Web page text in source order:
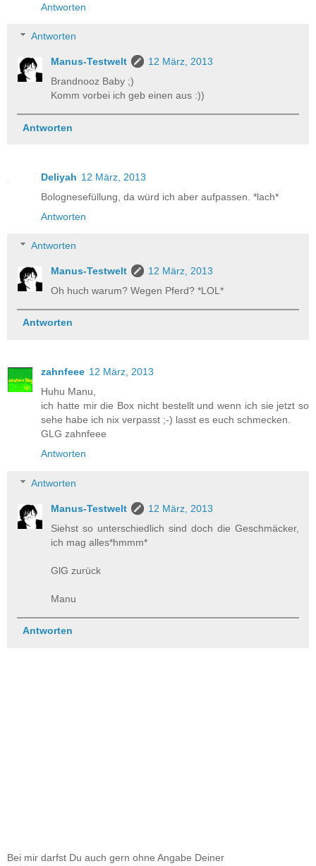
Antworten
Antworten
Manus-Testwelt
12 März, 2013
Brandnooz Baby ;)
Komm vorbei ich geb einen aus :))
Antworten
Deliyah 12 März, 2013
Bolognesefüllung, da würd ich aber aufpassen. *lach*
Antworten
Antworten
Manus-Testwelt
12 März, 2013
Oh huch warum? Wegen Pferd? *LOL*
Antworten
zahnfeee 12 März, 2013
Huhu Manu,
ich hatte mir die Box nicht bestellt und wenn ich sie jetzt so
sehe habe ich nix verpasst ;-) lasst es euch schmecken.
GLG zahnfeee
Antworten
Antworten
Manus-Testwelt
12 März, 2013
Siehst so unterschiedlich sind doch die Geschmäcker,
ich mag alles*hmmm*
GlG zurück
Manu
Antworten
Bei mir darfst Du auch gern ohne Angabe Deiner